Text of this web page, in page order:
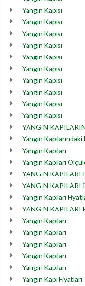
Yangın Kapısı
Yangın Kapısı
Yangın Kapısı
Yangın Kapısı
Yangın Kapısı
Yangın Kapısı
Yangın Kapısı
Yangın Kapısı
Yangın Kapısı
Yangın Kapısı
YANGIN
Yangın
Yangın Kapıları
Yangın Kapıları
YANGIN KAPILARI
YANGIN KAPILARI
Yangın Kapıları
YANGIN KAPILARI
Yangın Kapıları
Yangın Kapıları
Yangın Kapıları
Yangın Kapıları
Yangın Kapıları
Yangın Kapı Fiyatları